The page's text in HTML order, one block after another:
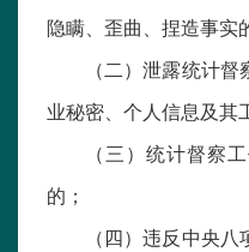
隐瞒、歪曲、捏造事实
（二）泄露统计
业秘密、个人信息及其
（三）统计督察
的；
（四）违反中央